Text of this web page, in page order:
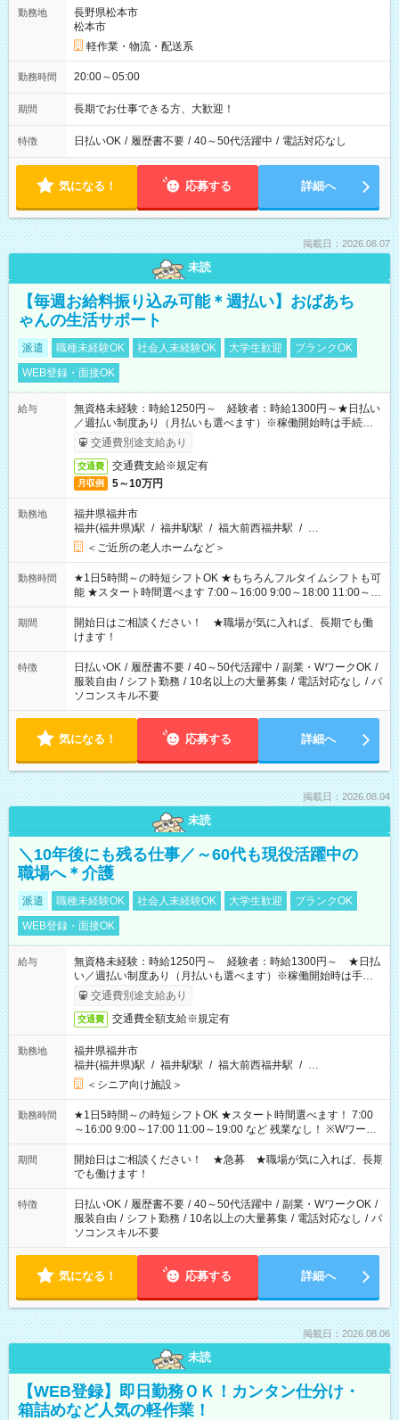
勤務地
長野県松本市
松本市
軽作業・物流・配送系
勤務時間 20:00～05:00
期間 長期でお仕事できる方、大歓迎！
特徴 日払いOK / 履歴書不要 / 40～50代活躍中 / 電話対応なし
気になる！ 応募する 詳細へ
掲載日：2026.08.07
未読
【毎週お給料振り込み可能＊週払い】おばあち
ゃんの生活サポート
派遣 職種未経験OK 社会人未経験OK 大学生歓迎
ブランクOK
WEB登録・面接OK
給与
無資格未経験：時給1250円～ 経験者：時給1300円～★日払い
／週払い制度あり（月払いも選べます）※稼働開始時は手続き完
了次第のお支払いとなります。
交通費別途支給あり
交通費 交通費支給※規定有
月収例 5～10万円
勤務地
福井県福井市
福井(福井県)駅 / 福井駅駅 / 福大前西福井駅 / …
＜ご近所の老人ホームなど＞
勤務時間
★1日5時間～の時短シフトOK ★もちろんフルタイムシフトも可
能 ★スタート時間選べます 7:00～16:00 9:00～18:00 11:00～
20:00 など 残業なし！ ※Wワークの場合、他のお仕事と合わせ
週40時間超の就業はご案内できません ※法令に基づき、週20時
間以上勤務は社会保険への加入対象となります ※労働者派遣法
（日雇い派遣の原則禁止）により、短時間・短期間の就業はご
案内が難しい場合があります
期間
開始日はご相談ください！ ★職場が気に入れば、長期でも働
けます！
特徴 日払いOK / 履歴書不要 / 40～50代活躍中 / 副業・WワークOK /
服装自由 / シフト勤務 / 10名以上の大量募集 / 電話対応なし / パ
ソコンスキル不要
気になる！ 応募する 詳細へ
掲載日：2026.08.04
未読
＼10年後にも残る仕事／～60代も現役活躍中の
職場へ＊介護
派遣 職種未経験OK 社会人未経験OK 大学生歓迎
ブランクOK
WEB登録・面接OK
給与
無資格未経験：時給1250円～ 経験者：時給1300円～ ★日払
い／週払い制度あり（月払いも選べます）※稼働開始時は手続き
完了次第のお支払いとなります。
交通費別途支給あり
交通費 交通費全額支給※規定有
勤務地
福井県福井市
福井(福井県)駅 / 福井駅駅 / 福大前西福井駅 / …
＜シニア向け施設＞
勤務時間
★1日5時間～の時短シフトOK ★スタート時間選べます！ 7:00
～16:00 9:00～17:00 11:00～19:00 など 残業なし！ ※Wワーク
の場合、他のお仕事と合わせ週40時間超の就業はご案内できま
せん ※法令に基づき、週20時間以上勤務は社会保険への加入対
象となります ※労働者派遣法（日雇い派遣の原則禁止）によ
り、短時間・短期間の就業はご案内が難しい場合があります
期間
開始日はご相談ください！ ★急募 ★職場が気に入れば、長期
でも働けます！
特徴 日払いOK / 履歴書不要 / 40～50代活躍中 / 副業・WワークOK /
服装自由 / シフト勤務 / 10名以上の大量募集 / 電話対応なし / パ
ソコンスキル不要
気になる！ 応募する 詳細へ
掲載日：2026.08.06
未読
【WEB登録】即日勤務ＯＫ！カンタン仕分け・
箱詰めなど人気の軽作業！